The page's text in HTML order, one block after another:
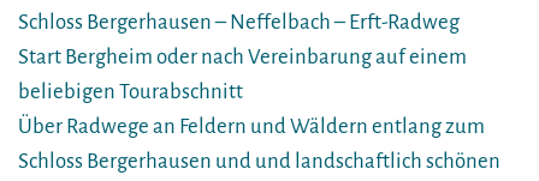
Schloss Bergerhausen – Neffelbach – Erft-Radweg
Start Bergheim oder nach Vereinbarung auf einem
beliebigen Tourabschnitt
Über Radwege an Feldern und Wäldern entlang zum
Schloss Bergerhausen und und landschaftlich schönen